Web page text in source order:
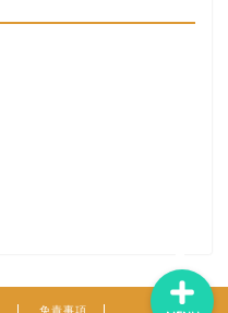
免責事項